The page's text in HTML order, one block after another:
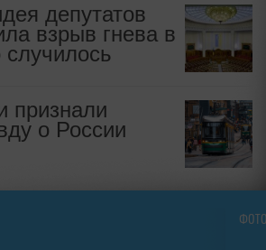
депутатов
взрыв гнева в
признали
о России